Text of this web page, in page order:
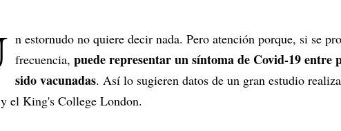
n estornudo no quiere decir nada. Pero atención porque, si se
frecuencia, puede representar un síntoma de Covid-19 entre
sido vacunadas. Así lo sugieren datos de un gran estudio
el King's College London.